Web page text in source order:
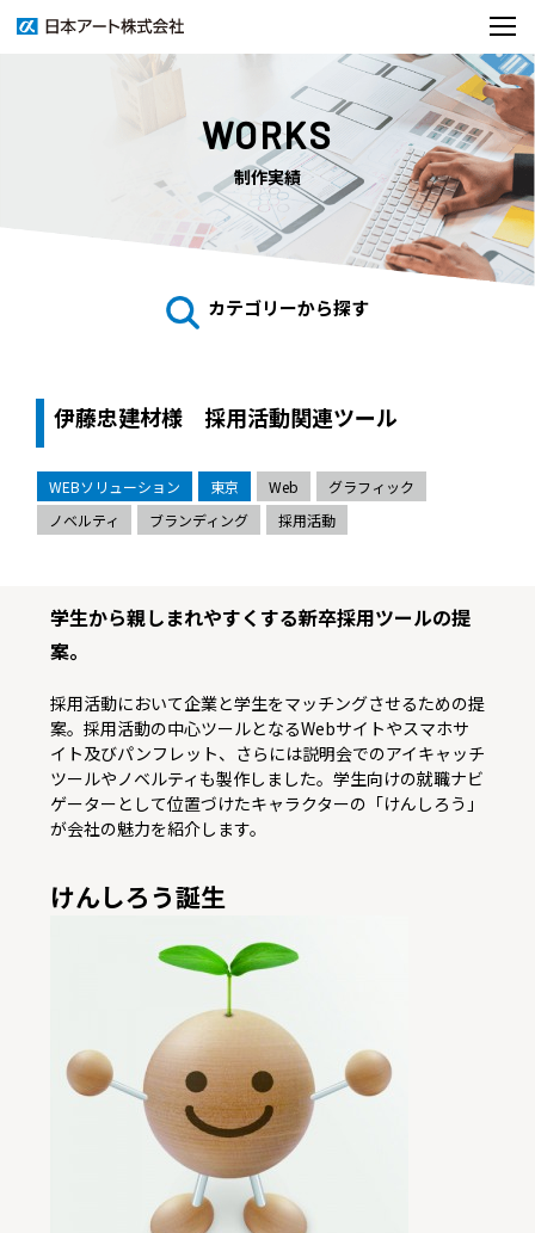
WORKS
制作実績
カテゴリーから探す
伊藤忠建材様 採用活動関連ツール
WEBソリューション 東京 Web
グラフィック
ノベルティ
ブランディング 採用活動
学生から親しまれやすくする新卒採用ツールの提
案。
採用活動において企業と学生をマッチングさせるための提
案。採用活動の中心ツールとなるWebサイトやスマホサ
イト及びパンフレット、さらには説明会でのアイキャッチ
ツールやノベルティも製作しました。学生向けの就職ナビ
ゲーターとして位置づけたキャラクターの「けんしろう」
が会社の魅力を紹介します。
けんしろう誕生